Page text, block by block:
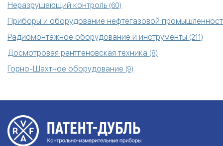
Неразрушающий контроль (60)
Приборы и оборудование нефтегазовой
Радиомонтажное оборудование и инструменты (211)
Досмотровая рентгеновская техника (8)
Горно-Шахтное оборудование (9)